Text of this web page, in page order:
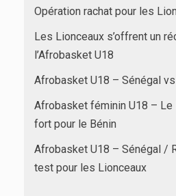
Opération rachat pour les
Les Lionceaux s’offrent un
l’Afrobasket U18
Afrobasket U18 – Sénégal
Afrobasket féminin U18 – Le
fort pour le Bénin
Afrobasket U18 – Sénégal /
test pour les Lionceaux